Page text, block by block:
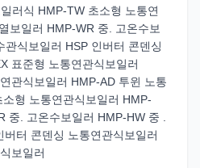
러식 HMP-TW 초소형 노통연
보일러 HMP-WR 중. 고온수보
식보일러 HSP 인버터 콘덴싱
표준형 노통연관식보일러
관식보일러 HMP-AD 투윈 노통
형 노통연관식보일러 HMP-
중. 고온수보일러 HMP-HW 중 .
버터 콘덴싱 노통연관식보일러
보일러